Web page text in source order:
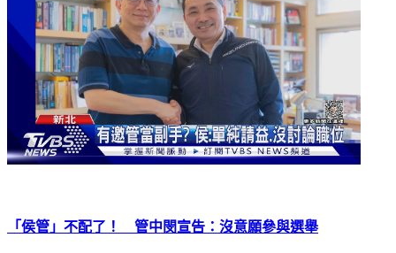
「侯管」不配了！ 管中閔宣告：沒意願參與選舉